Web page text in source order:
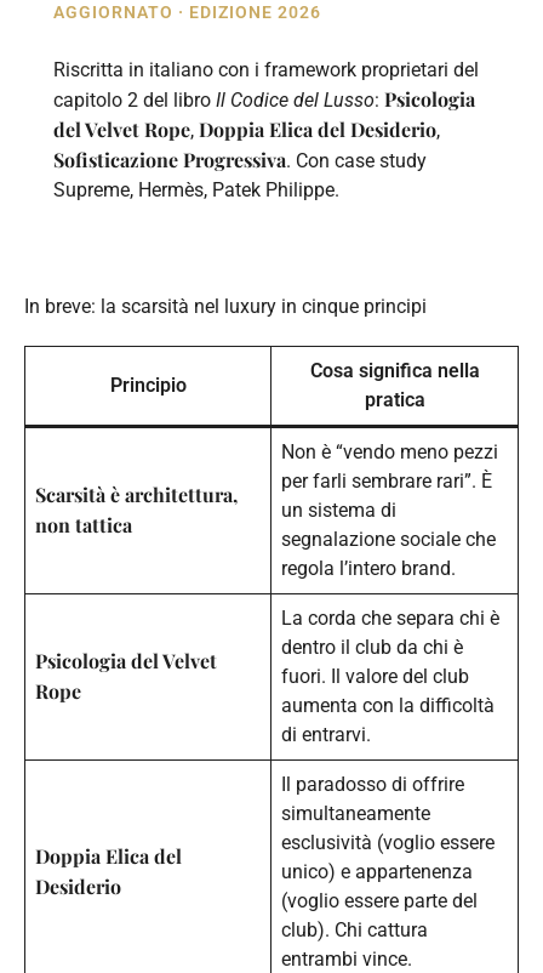
AGGIORNATO · EDIZIONE 2026
Riscritta in italiano con i framework proprietari del
capitolo 2 del libro Il Codice del Lusso: Psicologia
del Velvet Rope, Doppia Elica del Desiderio,
Sofisticazione Progressiva. Con case study
Supreme, Hermès, Patek Philippe.
In breve: la scarsità nel luxury in cinque principi
Principio
Cosa significa nella
pratica
Scarsità è architettura,
non tattica
Non è “vendo meno pezzi
per farli sembrare rari”. È
un sistema di
segnalazione sociale che
regola l’intero brand.
Psicologia del Velvet
Rope
La corda che separa chi è
dentro il club da chi è
fuori. Il valore del club
aumenta con la difficoltà
di entrarvi.
Doppia Elica del
Desiderio
Il paradosso di offrire
simultaneamente
esclusività (voglio essere
unico) e appartenenza
(voglio essere parte del
club). Chi cattura
entrambi vince.